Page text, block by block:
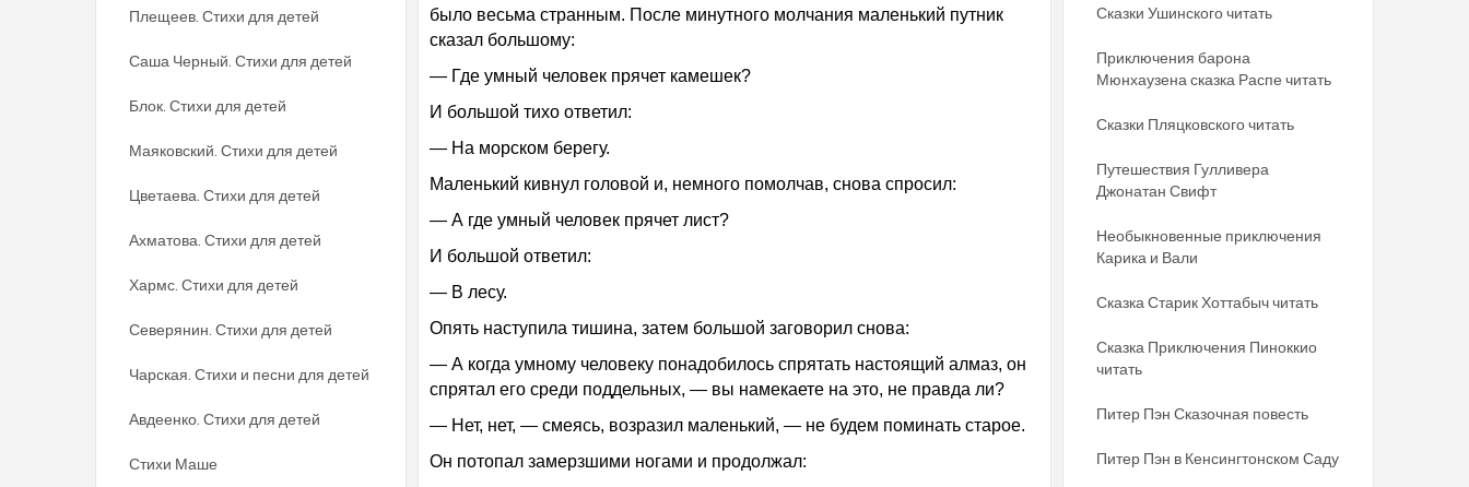
было весьма странным. После минутного молчания маленький путник
сказал большому:
— Где умный человек прячет камешек?
И большой тихо ответил:
— На морском берегу.
Маленький кивнул головой и, немного помолчав, снова спросил:
— А где умный человек прячет лист?
И большой ответил:
— В лесу.
Опять наступила тишина, затем большой заговорил снова:
— А когда умному человеку понадобилось спрятать настоящий алмаз, он
спрятал его среди поддельных, — вы намекаете на это, не правда ли?
— Нет, нет, — смеясь, возразил маленький, — не будем поминать старое.
Он потопал замерзшими ногами и продолжал:
Плещеев. Стихи для детей
Саша Черный. Стихи для детей
Блок. Стихи для детей
Маяковский. Стихи для детей
Цветаева. Стихи для детей
Ахматова. Стихи для детей
Хармс. Стихи для детей
Северянин. Стихи для детей
Чарская. Стихи и песни для детей
Авдеенко. Стихи для детей
Стихи Маше
Сказки Ушинского читать
Приключения барона
Мюнхаузена сказка Распе читать
Сказки Пляцковского читать
Путешествия Гулливера
Джонатан Свифт
Необыкновенные приключения
Карика и Вали
Сказка Старик Хоттабыч читать
Сказка Приключения Пиноккио
читать
Питер Пэн Сказочная повесть
Питер Пэн в Кенсингтонском Саду